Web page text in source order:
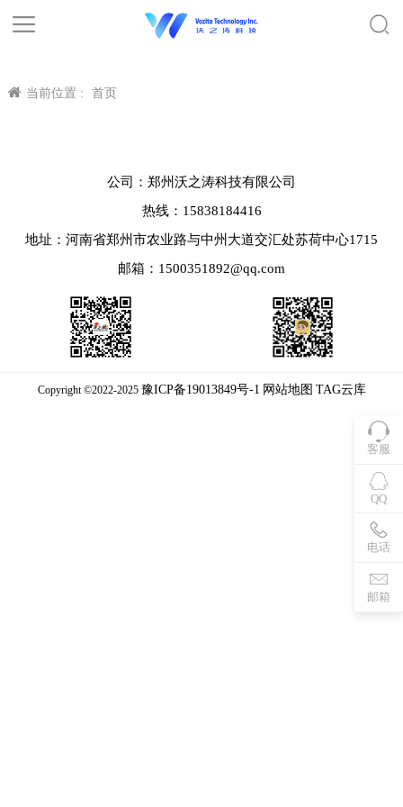
当前位置 : 首页
客服
QQ
电话
邮箱
公司：郑州沃之涛科技有限公司
热线：15838184416
地址：河南省郑州市农业路与中州大道交汇处苏荷中心1715
邮箱：1500351892@qq.com
Copyright ©2022-2025 豫ICP备19013849号-1 网站地图 TAG云库